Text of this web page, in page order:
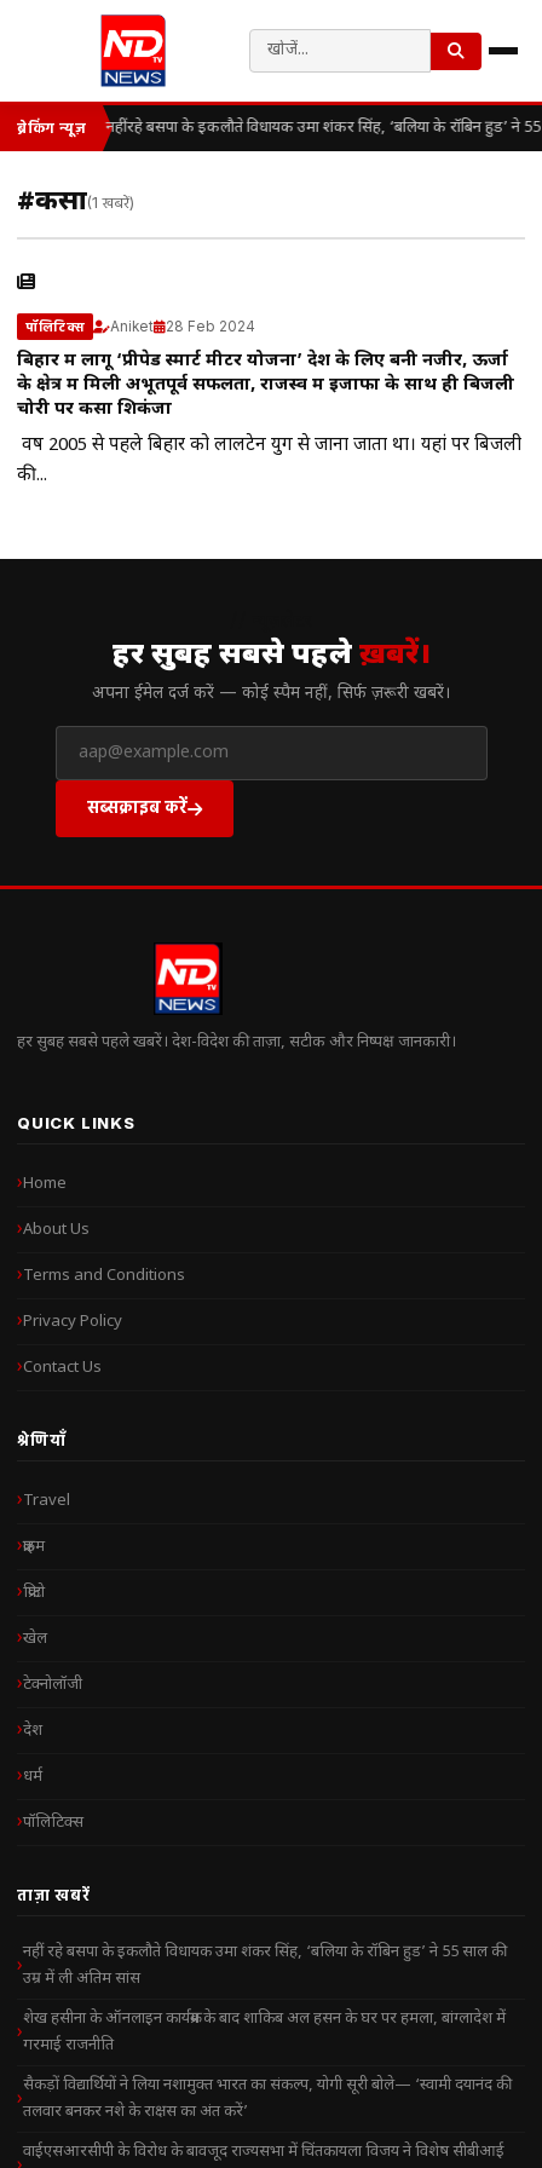
ब्रेकिंग न्यूज़ नहीं रहे बसपा के इकलौते विधायक उमा शंकर सिंह, ‘बलिया के रॉबिन हुड’ ने
#कसा(1 खबरें)
पॉलिटिक्स Aniket 28 Feb 2024
बिहार में लागू ‘प्रीपेड स्मार्ट मीटर योजना’ देश के लिए बनी नजीर, ऊर्जा
के क्षेत्र में मिली अभूतपूर्व सफलता, राजस्व में इजाफा के साथ ही बिजली
चोरी पर कसा शिकंजा
वर्ष 2005 से पहले बिहार को लालटेन युग से जाना जाता था। यहां पर बिजली
की...
हर सुबह सबसे पहलेख़बरें।
अपना ईमेल दर्ज करें — कोई स्पैम नहीं, सिर्फ ज़रूरी खबरें।
सब्सक्राइब करें
हर सुबह सबसे पहले खबरें। देश-विदेश की ताज़ा, सटीक और निष्पक्ष जानकारी।
QUICK LINKS
Home
About Us
Terms and Conditions
Privacy Policy
Contact Us
श्रेणियाँ
Travel
क्राइम
क्रिप्टो
खेल
टेक्नोलॉजी
देश
धर्म
पॉलिटिक्स
ताज़ा खबरें
नहीं रहे बसपा के इकलौते विधायक उमा शंकर सिंह, ‘बलिया के रॉबिन हुड’ ने 55 साल की
उम्र में ली अंतिम सांस
शेख हसीना के ऑनलाइन कार्यक्रम के बाद शाकिब अल हसन के घर पर हमला, बांग्लादेश में
गरमाई राजनीति
सैकड़ों विद्यार्थियों ने लिया नशामुक्त भारत का संकल्प, योगी सूरी बोले— ‘स्वामी दयानंद की
तलवार बनकर नशे के राक्षस का अंत करें’
वाईएसआरसीपी के विरोध के बावजूद राज्यसभा में चिंतकायला विजय ने विशेष सीबीआई